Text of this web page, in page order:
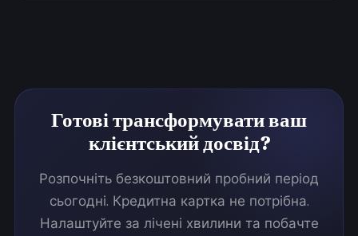
Готові трансформувати ваш
клієнтський досвід?
Розпочніть безкоштовний пробний період
сьогодні. Кредитна картка не потрібна.
Налаштуйте за лічені хвилини та побачте